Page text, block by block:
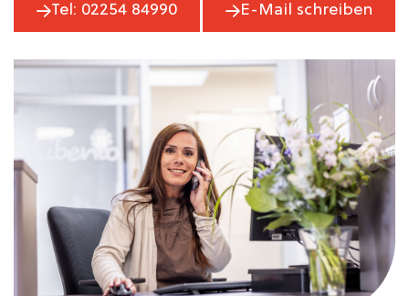
Tel: 02254 84990 E-Mail schreiben